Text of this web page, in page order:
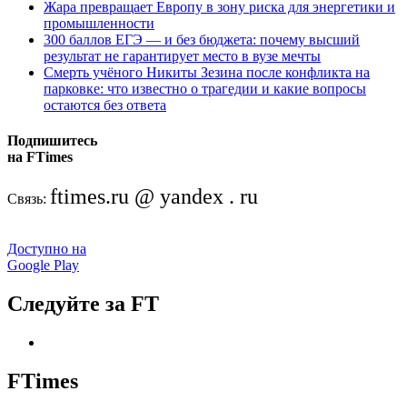
Жара превращает Европу в зону риска для энергетики и
промышленности
300 баллов ЕГЭ — и без бюджета: почему высший
результат не гарантирует место в вузе мечты
Смерть учёного Никиты Зезина после конфликта на
парковке: что известно о трагедии и какие вопросы
остаются без ответа
Подпишитесь
на FTimes
Связь: ftimes.ru @ yandex . ru
Доступно на
Google Play
Следуйте за FT
FTimes